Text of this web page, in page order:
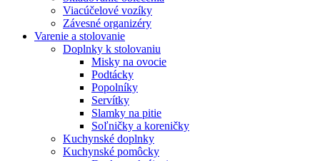
Viacúčelové vozíky
Závesné organizéry
Varenie a stolovanie
Doplnky k stolovaniu
Misky na ovocie
Podtácky
Popolníky
Servítky
Slamky na pitie
Soľničky a koreničky
Kuchynské doplnky
Kuchynské pomôcky